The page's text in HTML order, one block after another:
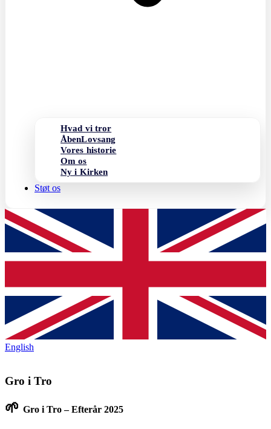
Hvad vi tror
ÅbenLovsang
Vores historie
Om os
Ny i Kirken
Støt os
English
Gro i Tro
🌱 Gro i Tro – Efterår 2025